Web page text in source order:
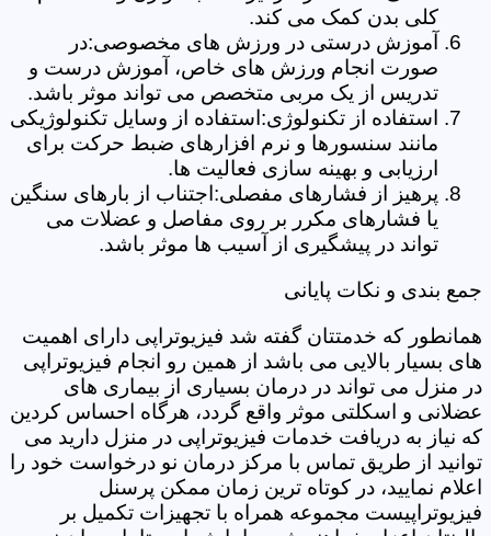
کلی بدن کمک می کند.
آموزش درستی در ورزش های مخصوصی:در
صورت انجام ورزش های خاص، آموزش درست و
تدریس از یک مربی متخصص می تواند موثر باشد.
استفاده از تکنولوژی:استفاده از وسایل تکنولوژیکی
مانند سنسورها و نرم افزارهای ضبط حرکت برای
ارزیابی و بهینه سازی فعالیت ها.
پرهیز از فشارهای مفصلی:اجتناب از بارهای سنگین
یا فشارهای مکرر بر روی مفاصل و عضلات می
تواند در پیشگیری از آسیب ها موثر باشد.
جمع بندی و نکات پایانی
همانطور که خدمتتان گفته شد فیزیوتراپی دارای اهمیت
های بسیار بالایی می باشد از همین رو انجام فیزیوتراپی
در منزل می تواند در درمان بسیاری از بیماری های
عضلانی و اسکلتی موثر واقع گردد، هرگاه احساس کردین
که نیاز به دریافت خدمات فیزیوتراپی در منزل دارید می
توانید از طریق تماس با مرکز درمان نو درخواست خود را
اعلام نمایید، در کوتاه ترین زمان ممکن پرسنل
فیزیوتراپیست مجموعه همراه با تجهیزات تکمیل بر